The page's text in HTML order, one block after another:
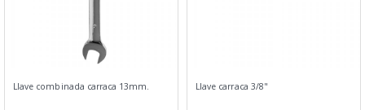
Llave combinada carraca 13mm. Llave carraca 3/8"